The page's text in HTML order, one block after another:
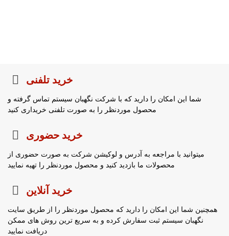
خرید تلفنی
شما این امکان را دارید که با شرکت نگهبان سیستم تماس گرفته و
محصول موردنظر را به صورت تلفنی خریداری کنید
خرید حضوری
میتوانید با مراجعه به آدرس و لوکیشن شرکت به صورت حضوری از
محصولات ما بازدید کنید و محصول موردنظر را تهیه نمایید
خرید آنلاین
همچنین شما این امکان را دارید که محصول موردنظر را از طریق سایت
نگهبان سیستم ثبت سفارش کرده و به سریع ترین روش های ممکن
دریافت نمایید